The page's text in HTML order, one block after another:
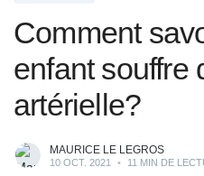
Comment
enfant souffre
artérielle?
MAURICE LE LEGROS
10 OCT. 2021 • 11 MIN DE